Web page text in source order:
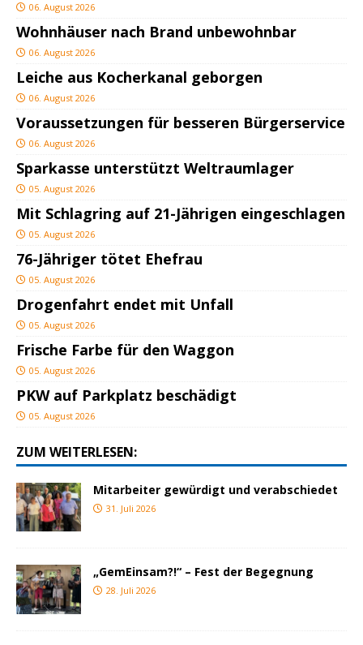
06. August 2026
Wohnhäuser nach Brand unbewohnbar
06. August 2026
Leiche aus Kocherkanal geborgen
06. August 2026
Voraussetzungen für besseren Bürgerservice
06. August 2026
Sparkasse unterstützt Weltraumlager
05. August 2026
Mit Schlagring auf 21-Jährigen eingeschlagen
05. August 2026
76-Jähriger tötet Ehefrau
05. August 2026
Drogenfahrt endet mit Unfall
05. August 2026
Frische Farbe für den Waggon
05. August 2026
PKW auf Parkplatz beschädigt
05. August 2026
ZUM WEITERLESEN:
Mitarbeiter gewürdigt und verabschiedet
31. Juli 2026
„GemEinsam?!“ – Fest der Begegnung
28. Juli 2026